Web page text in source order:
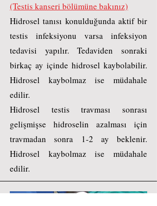
(Testis kanseri bölümüne bakınız)
Hidrosel tanısı konulduğunda aktif bir
testis infeksiyonu varsa infeksiyon
tedavisi yapılır. Tedaviden sonraki
birkaç ay içinde hidrosel kaybolabilir.
Hidrosel kaybolmaz ise müdahale
edilir.
Hidrosel testis travması sonrası
gelişmişse hidroselin azalması için
travmadan sonra 1-2 ay beklenir.
Hidrosel kaybolmaz ise müdahale
edilir.